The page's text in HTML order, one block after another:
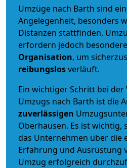
Umzüge nach Barth sind
Angelegenheit, besonders
Distanzen stattfinden.
erfordern jedoch besondere
Organisation, um
reibungslosverläuft.
Ein wichtiger Schritt bei
Umzugs nach Barth ist die
zuverlässigen
Oberhausen. Es ist wichtig,
das Unternehmen über die
Erfahrung und Ausrüstung
Umzug erfolgreich